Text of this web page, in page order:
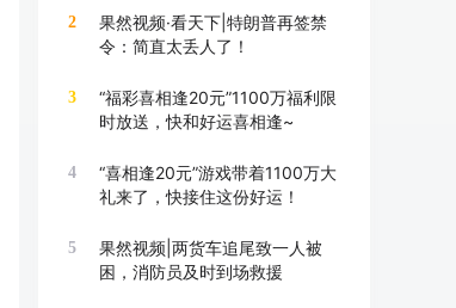
2
果然视频·看天下|特朗普再签禁
令：简直太丢人了！
3
“福彩喜相逢20元”1100万福利限
时放送，快和好运喜相逢~
4
“喜相逢20元”游戏带着1100万大
礼来了，快接住这份好运！
5
果然视频|两货车追尾致一人被
困，消防员及时到场救援